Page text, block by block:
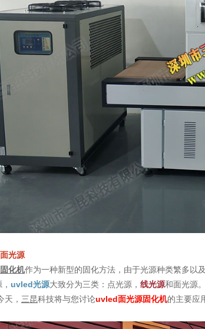
光源
化机作为一种新型的固化方法，由于光源种类繁多以
uvled光源大致分为三类：点光源， 线光源和面光源
天， 三昆科技将与您讨论uvled面光源固化机的主要应